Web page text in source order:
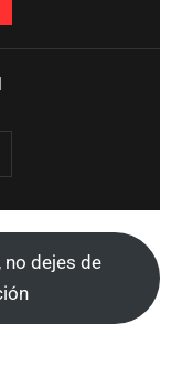
no dejes de